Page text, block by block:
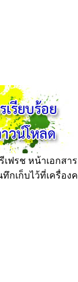
รช หน้าเอกสา
กเก็บไว้ที่เครื่อง